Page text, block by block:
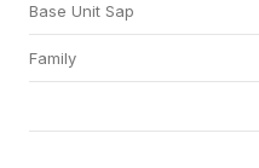
Base Unit Sap
Family